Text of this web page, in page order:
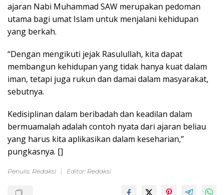
ajaran Nabi Muhammad SAW merupakan pedoman
utama bagi umat Islam untuk menjalani kehidupan
yang berkah.
“Dengan mengikuti jejak Rasulullah, kita dapat
membangun kehidupan yang tidak hanya kuat dalam
iman, tetapi juga rukun dan damai dalam masyarakat,
sebutnya.
Kedisiplinan dalam beribadah dan keadilan dalam
bermuamalah adalah contoh nyata dari ajaran beliau
yang harus kita aplikasikan dalam keseharian,”
pungkasnya. []
Penulis: Redaksi Editor: Redaksi